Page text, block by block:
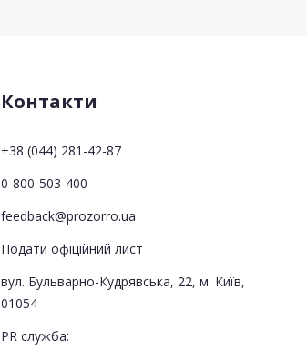
Контакти
+38 (044) 281-42-87
0-800-503-400
feedback@prozorro.ua
Подати офіційний лист
вул. Бульварно-Кудрявська, 22, м. Київ,
01054
PR служба: